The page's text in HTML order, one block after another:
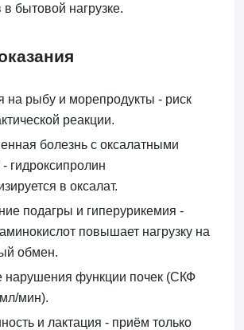
в бытовой нагрузке.
на рыбу и морепродукты - риск
реакции.
болезнь с оксалатными
гидроксипролин
в оксалат.
подагры и гиперурикемия -
повышает нагрузку на
обмен.
нарушения функции почек (СКФ
мин).
и лактация - приём только